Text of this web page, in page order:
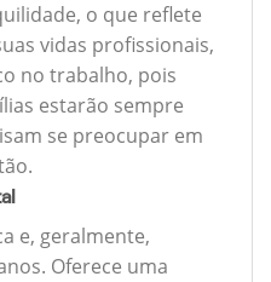
o que reflete
vidas profissionais,
no trabalho, pois
estarão sempre
se preocupar em
e, geralmente,
Oferece uma